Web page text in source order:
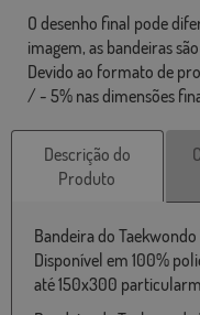
O desenho final pode
imagem, as bandeiras
Devido ao formato de
/ - 5% nas dimensões
Descrição do
Produto
Bandeira do Taekwondo
Disponível em 100%
até 150x300